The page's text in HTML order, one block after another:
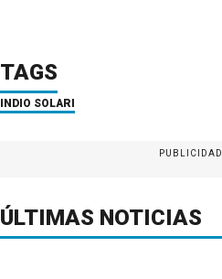
TAGS
INDIO SOLARI
PUBLICIDAD
ÚLTIMAS NOTICIAS